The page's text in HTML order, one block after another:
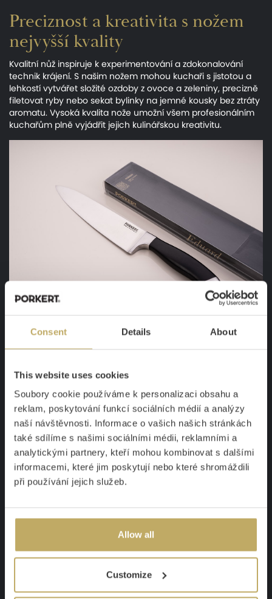
Consent Details About
This website uses cookies
Soubory cookie používáme k personalizaci obsahu a
reklam, poskytování funkcí sociálních médií a analýzy
naší návštěvnosti. Informace o vašich našich stránkách
také sdílíme s našimi sociálními médii, reklamními a
analytickými partnery, kteří mohou kombinovat s dalšími
informacemi, které jim poskytují nebo které shromáždili
při používání jejich služeb.
Allow all
Customize
Preciznost a kreativita s nožem
nejvyšší kvality
Kvalitní nůž inspiruje k experimentování a zdokonalování
technik krájení. S našim nožem mohou kuchaři s jistotou a
lehkostí vytvářet složité ozdoby z ovoce a zeleniny, precizně
filetovat ryby nebo sekat bylinky na jemné kousky bez ztráty
aromatu. Vysoká kvalita nože umožní všem profesionálním
kuchařům plně vyjádřit jejich kulinářskou kreativitu.
úchop
obsahuje vysoký podíl uhlíku a chromu. Tento materiál
Čepele jsou pečlivě broušené a zaručují dlouhodobě ostré
hrany. Rukojeť zajišťuje bezpečné a pohodlné držení, což je
důležité pro dlouhodobou práci.
Tradice nožů Porkert
Nůž Eduard je produktem tradiční české značky s historií
sahající až do roku 1881. Tato dlouholetá tradice se odráží v
naše produkty.
Nůž Eduard - základ dobře
vybavené kuchyně
Investice do kvalitního nože je pro profesionální kuchaře